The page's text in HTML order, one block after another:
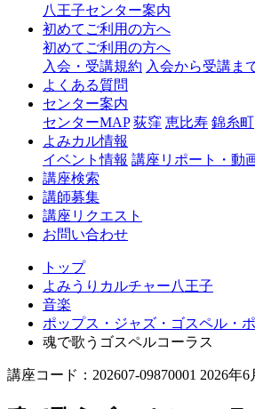
八王子センター案内
初めてご利用の方へ
初めてご利用の方へ
入会・受講規約 入会から受講ま
よくある質問
センター案内
センターMAP 荻窪 恵比寿 錦糸町
よみカル情報
イベント情報 講座リポート・動
講座検索
講師募集
講座リクエスト
お問い合わせ
トップ
よみうりカルチャー八王子
音楽
ポップス・ジャズ・ゴスペル・
魂で歌うゴスペルコーラス
講座コード：202607-09870001 2026年